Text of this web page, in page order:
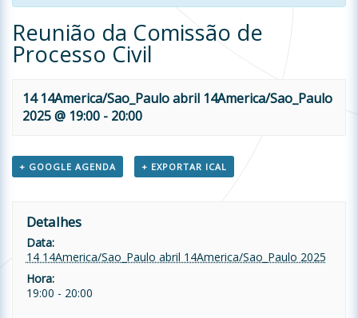
Reunião da Comissão de
Processo Civil
14 14America/Sao_Paulo abril 14America/Sao_Paulo
2025 @ 19:00 - 20:00
+ GOOGLE AGENDA + EXPORTAR ICAL
Detalhes
Data:
14 14America/Sao_Paulo abril 14America/Sao_Paulo 2025
Hora:
19:00 - 20:00